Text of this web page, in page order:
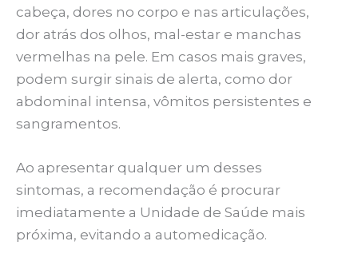
cabeça, dores no corpo e nas articulações,
dor atrás dos olhos, mal-estar e manchas
vermelhas na pele. Em casos mais graves,
podem surgir sinais de alerta, como dor
abdominal intensa, vômitos persistentes e
sangramentos.
Ao apresentar qualquer um desses
sintomas, a recomendação é procurar
imediatamente a Unidade de Saúde mais
próxima, evitando a automedicação.